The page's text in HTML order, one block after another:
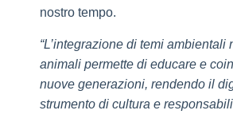
nostro tempo.
“L’integrazione di temi ambientali
animali permette di educare e
nuove generazioni, rendendo il
strumento di cultura e